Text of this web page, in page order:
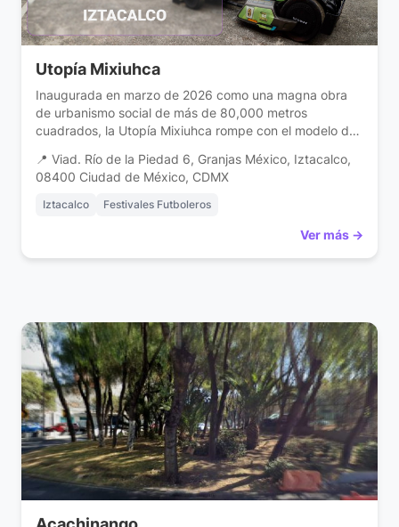
Utopía Mixiuhca
Inaugurada en marzo de 2026 como una magna obra
de urbanismo social de más de 80,000 metros
cuadrados, la Utopía Mixiuhca rompe con el modelo del
deportivas, culturales y de salud de primer nivel, todas
de acceso completamente gratuito. Ubicada en la
colonia Granjas México, su infraestructura la perfila […]
📍 Viad. Río de la Piedad 6, Granjas México, Iztacalco,
08400 Ciudad de México, CDMX
Iztacalco Festivales Futboleros
Ver más →